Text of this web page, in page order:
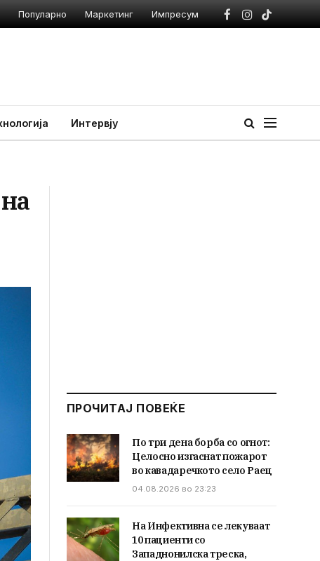
Популарно Маркетинг Импресум
Facebook
Instagram
TikTok
Интервју
ПРОЧИТАЈ ПОВЕЌЕ
По три дена борба со огнот:
Целосно изгаснат пожарот
во кавадаречкото село Раец
04.08.2026 во 23:23
На Инфективна се лекуваат
10 пациенти со
Западнонилска треска,